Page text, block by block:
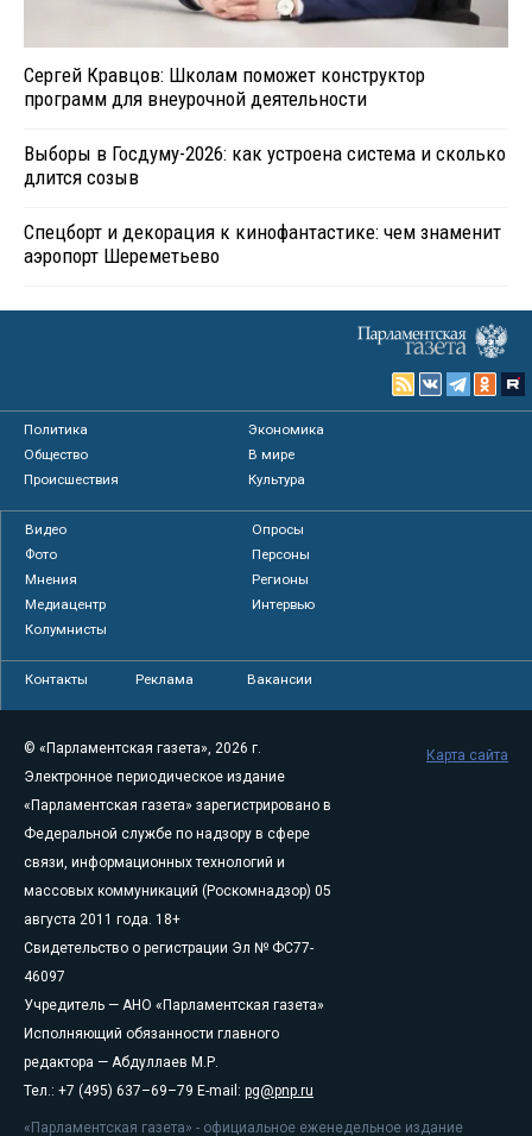
Сергей Кравцов: Школам поможет конструктор
программ для внеурочной деятельности
Выборы в Госдуму-2026: как устроена система и сколько
длится созыв
Спецборт и декорация к кинофантастике: чем знаменит
аэропорт Шереметьево
Политика
Экономика
Общество
В мире
Происшествия
Культура
Видео
Опросы
Фото
Персоны
Мнения
Регионы
Медиацентр
Интервью
Колумнисты
Контакты Реклама Вакансии
© «Парламентская газета», 2026 г.
Электронное периодическое издание
«Парламентская газета» зарегистрировано в
Федеральной службе по надзору в сфере
связи, информационных технологий и
массовых коммуникаций (Роскомнадзор) 05
августа 2011 года. 18+
Свидетельство о регистрации Эл № ФС77-
46097
Учредитель — АНО «Парламентская газета»
Исполняющий обязанности главного
редактора — Абдуллаев М.Р.
Тел.: +7 (495) 637–69–79 E-mail: pg@pnp.ru
«Парламентская газета» - официальное еженедельное издание
Карта сайта